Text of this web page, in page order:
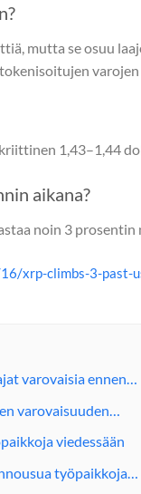
mutta se osuu
varojen
1,43–1,44
aikana?
noin 3 prosentin
xrp-climbs-3-past-
varovaisia ennen…
varovaisuuden…
viedessään
työpaikkoja…